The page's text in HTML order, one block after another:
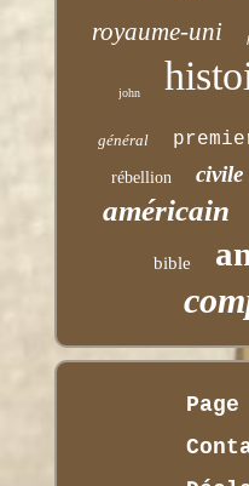
royaume-uni
john
général
rébellion civile
américain
bible